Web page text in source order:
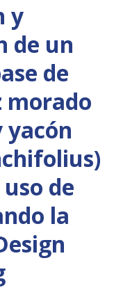
Empresas
Noticias
y
de un
de
morado
yacón
de
la